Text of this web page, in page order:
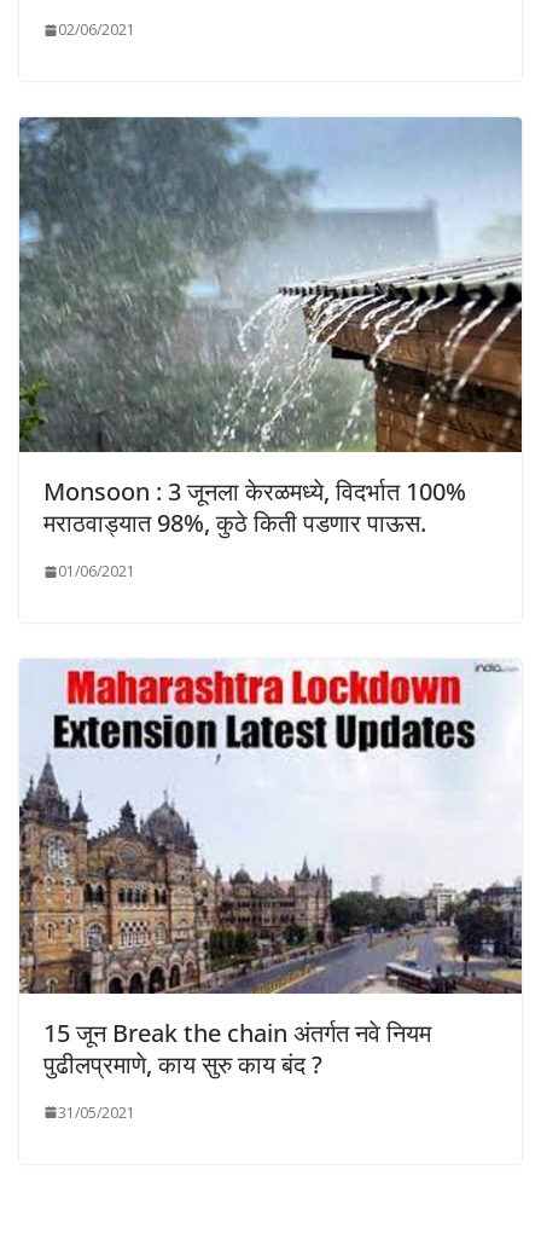
02/06/2021
Monsoon : 3 जूनला केरळमध्ये, विदर्भात 100%
मराठवाड्यात 98%, कुठे किती पडणार पाऊस.
01/06/2021
15 जून Break the chain अंतर्गत नवे नियम
पुढीलप्रमाणे, काय सुरु काय बंद ?
31/05/2021